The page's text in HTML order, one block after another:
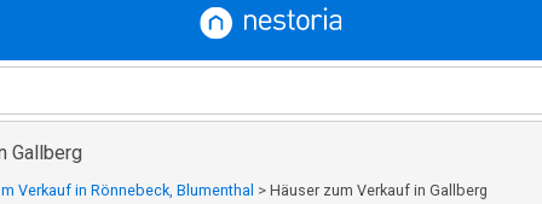
Gallberg
Verkauf in Rönnebeck, Blumenthal > Häuser zum Verkauf in Gallberg